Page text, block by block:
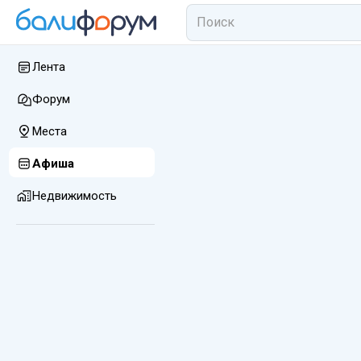
Лента
Форум
Места
Афиша
Недвижимость